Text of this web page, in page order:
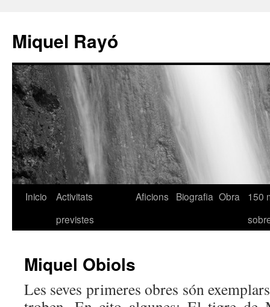
Miquel Rayó
Inicio
Activitats
previstes
Aficions Biografia Obra
150
Miquel Obiols
Les seves primeres obres són